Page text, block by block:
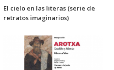
El cielo en las literas (serie de
retratos imaginarios)